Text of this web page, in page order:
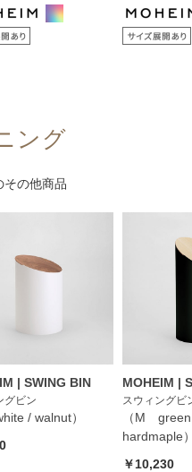
ング
その他商品
| SWING BIN
グビン
/ walnut）
MOHEIM |
スウィングビ
（M
hardmaple
￥10,230